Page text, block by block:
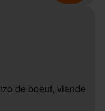
de boeuf, viande